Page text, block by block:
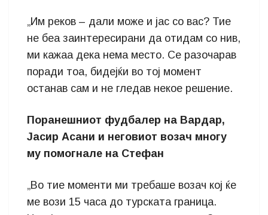
„Им реков – дали може и јас со вас? Тие
не беа заинтересирани да отидам со нив,
ми кажаа дека нема место. Се разочарав
поради тоа, бидејќи во тој момент
останав сам и не гледав некое решение.
Поранешниот фудбалер на Вардар,
Јасир Асани и неговиот возач многу
му помогнале на Стефан
„Во тие моменти ми требаше возач кој ќе
ме вози 15 часа до турската граница.